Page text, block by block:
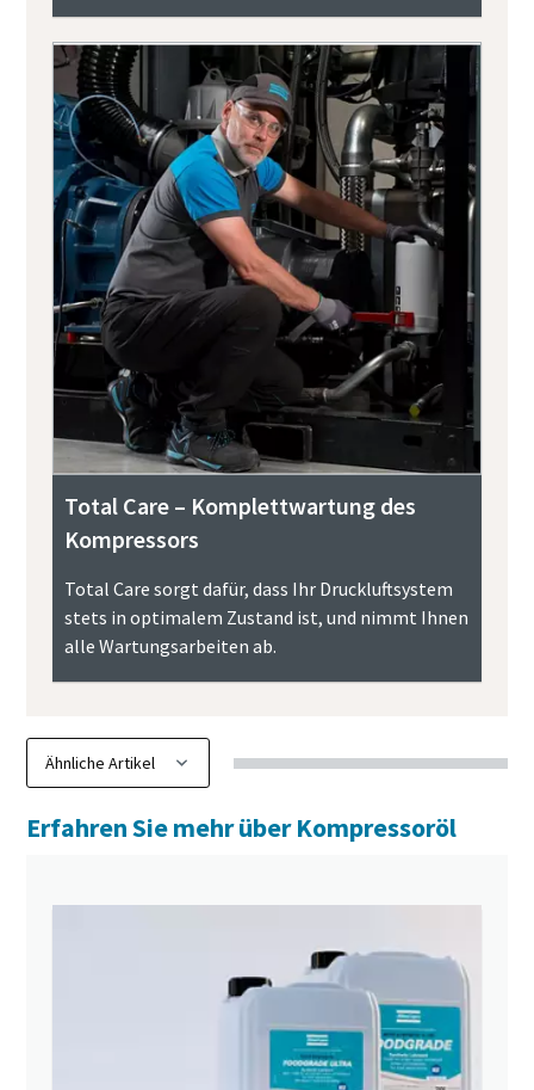
Total Care – Komplettwartung des
Kompressors
Total Care sorgt dafür, dass Ihr Druckluftsystem
stets in optimalem Zustand ist, und nimmt Ihnen
alle Wartungsarbeiten ab.
Erfahren Sie mehr über Kompressoröl